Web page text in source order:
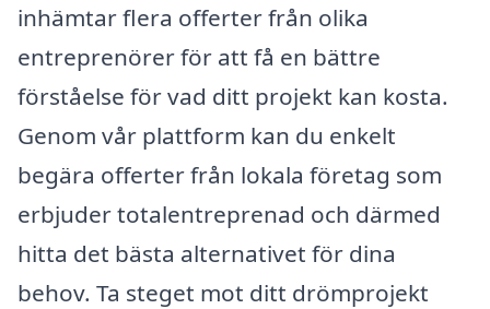
inhämtar flera offerter från olika
entreprenörer för att få en bättre
förståelse för vad ditt projekt kan kosta.
Genom vår plattform kan du enkelt
begära offerter från lokala företag som
erbjuder totalentreprenad och därmed
hitta det bästa alternativet för dina
behov. Ta steget mot ditt drömprojekt